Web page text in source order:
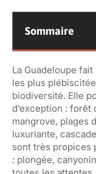
Sommaire
La Guadeloupe
les plus
biodiversité. Elle
d’exception : forêt
mangrove, plages
luxuriante,
sont très propices
: plongée,